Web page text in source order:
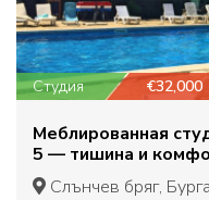
Студия €32,000
Меблированная
5 — тишина и
Берегом!
Слънчев бряг,